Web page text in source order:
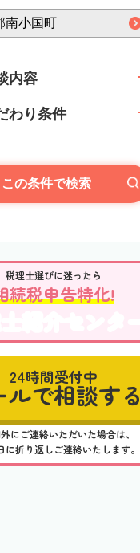
内容
わり条件
この条件で検索
税理士選びに迷ったら
続税申告特化!
紹介センター
24時間受付中
ルで相談する
にご連絡いただいた場合は、
に折り返しご連絡いたします。